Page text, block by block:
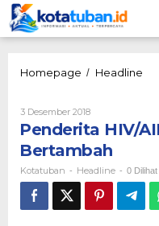
Lewati
ke
konten
Homepage / Headline
3 Desember 2018Oleh
Kotatuban
Penderita HIV/
Bertambah
Kotatuban - Headline - 0 Dilihat